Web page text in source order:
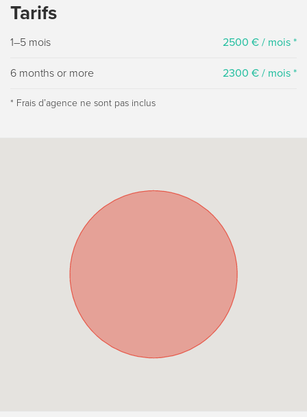
Tarifs
1–5 mois 2500 € / mois *
6 months or more 2300 € / mois *
* Frais dʼagence ne sont pas inclus